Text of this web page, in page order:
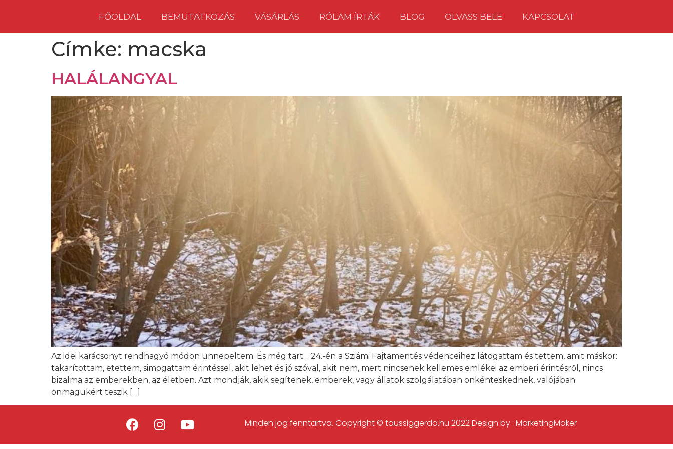
FŐOLDAL BEMUTATKOZÁS VÁSÁRLÁS RÓLAM ÍRTÁK BLOG OLVASS BELE KAPCSOLAT
Címke: macska
HALÁLANGYAL
Az idei karácsonyt rendhagyó módon ünnepeltem. És még tart… 24.-én a Sziámi Fajtamentés védenceihez látogattam és tettem, amit máskor:
takarítottam, etettem, simogattam érintéssel, akit lehet és jó szóval, akit nem, mert nincsenek kellemes emlékei az emberi érintésről, nincs
bizalma az emberekben, az életben. Azt mondják, akik segítenek, emberek, vagy állatok szolgálatában önkénteskednek, valójában
önmagukért teszik […]
Minden jog fenntartva. Copyright © taussiggerda.hu 2022 Design by : MarketingMaker